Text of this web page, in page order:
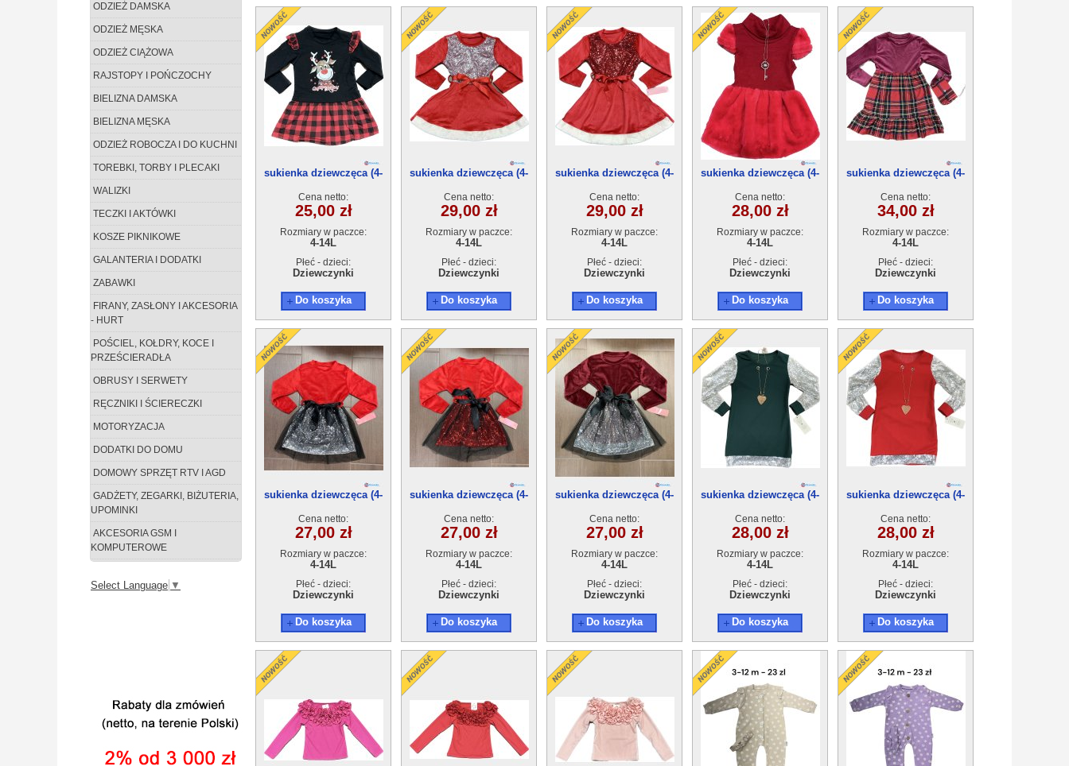
ODZIEŻ DAMSKA
ODZIEŻ MĘSKA
ODZIEŻ CIĄŻOWA
RAJSTOPY I POŃCZOCHY
BIELIZNA DAMSKA
BIELIZNA MĘSKA
ODZIEŻ ROBOCZA I DO KUCHNI
TOREBKI, TORBY I PLECAKI
WALIZKI
TECZKI I AKTÓWKI
KOSZE PIKNIKOWE
GALANTERIA I DODATKI
ZABAWKI
FIRANY, ZASŁONY I AKCESORIA
- HURT
POŚCIEL, KOŁDRY, KOCE I
PRZEŚCIERADŁA
OBRUSY I SERWETY
RĘCZNIKI I ŚCIERECZKI
MOTORYZACJA
DODATKI DO DOMU
DOMOWY SPRZĘT RTV I AGD
GADŻETY, ZEGARKI, BIŻUTERIA,
UPOMINKI
AKCESORIA GSM I
KOMPUTEROWE
Select Language ▼
sukienka dziewczęca (4-
Cena netto:
25,00 zł
Rozmiary w paczce:
4-14L
Płeć - dzieci:
Dziewczynki
Do koszyka
sukienka dziewczęca (4-
Cena netto:
29,00 zł
Rozmiary w paczce:
4-14L
Płeć - dzieci:
Dziewczynki
Do koszyka
sukienka dziewczęca (4-
Cena netto:
29,00 zł
Rozmiary w paczce:
4-14L
Płeć - dzieci:
Dziewczynki
Do koszyka
sukienka dziewczęca (4-
Cena netto:
28,00 zł
Rozmiary w paczce:
4-14L
Płeć - dzieci:
Dziewczynki
Do koszyka
sukienka dziewczęca (4-
Cena netto:
34,00 zł
Rozmiary w paczce:
4-14L
Płeć - dzieci:
Dziewczynki
Do koszyka
sukienka dziewczęca (4-
Cena netto:
27,00 zł
Rozmiary w paczce:
4-14L
Płeć - dzieci:
Dziewczynki
Do koszyka
sukienka dziewczęca (4-
Cena netto:
27,00 zł
Rozmiary w paczce:
4-14L
Płeć - dzieci:
Dziewczynki
Do koszyka
sukienka dziewczęca (4-
Cena netto:
27,00 zł
Rozmiary w paczce:
4-14L
Płeć - dzieci:
Dziewczynki
Do koszyka
sukienka dziewczęca (4-
Cena netto:
28,00 zł
Rozmiary w paczce:
4-14L
Płeć - dzieci:
Dziewczynki
Do koszyka
sukienka dziewczęca (4-
Cena netto:
28,00 zł
Rozmiary w paczce:
4-14L
Płeć - dzieci:
Dziewczynki
Do koszyka